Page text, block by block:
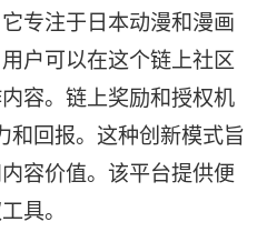
专注于日本动漫和漫画
户可以在这个链上社区
容。链上奖励和授权机
和回报。这种创新模式旨
容价值。该平台提供便
具。